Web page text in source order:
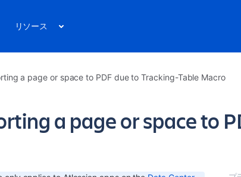
リソース
a page or space to PDF due to Tracking-Table Macro
a page or space to